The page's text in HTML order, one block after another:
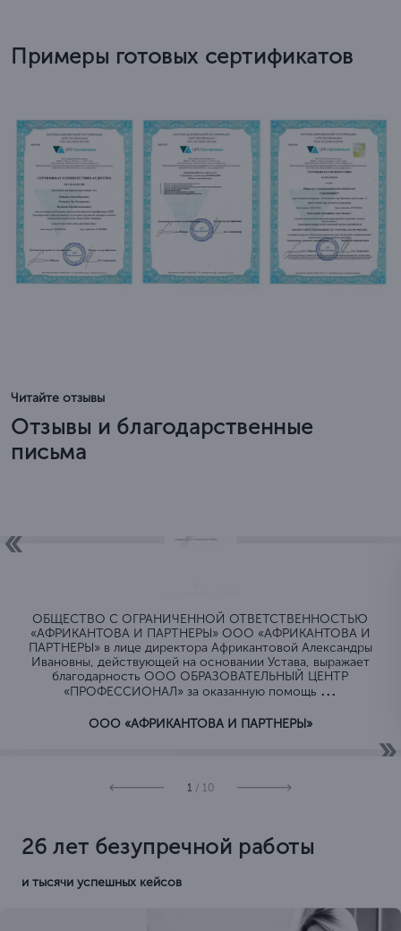
Примеры готовых сертификатов
Читайте отзывы
Отзывы и благодарственные
письма
ОБЩЕСТВО C ОГРАНИЧЕННОЙ ОТВЕТСТВЕННОСТЬЮ
«АФРИКАНТОВА И ПАРТНЕРЫ» ООО «АФРИКАНТОВА И
ПАРТНЕРЫ» в лице директора Африкантовой Александры
Ивановны, действующей на основании Устава, выражает
благодарность ООО ОБРАЗОВАТЕЛЬНЫЙ ЦЕНТР
«ПРОФЕССИОНАЛ» за оказанную помощь ...
ООО «АФРИКАНТОВА И ПАРТНЕРЫ»
1 / 10
26 лет безупречной работы
и тысячи успешных кейсов